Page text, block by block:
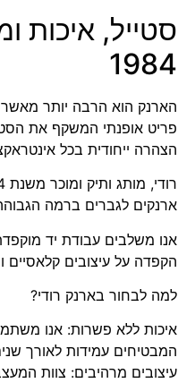
סטייל, איכות
1984
הארנק הוא הרבה יותר מאשר
פריט אופנתי המשקף את
הצהרה ייחודית בכל
ארנקים לגברים ברמה
אנו משלבים עבודת יד
הקפדה על עיצובים קלאסיים
למה לבחור בארנק רודי?
איכות ללא פשרות: אנו
המבטיחים עמידות לאורך
עיצובים מרהיבים: צוות